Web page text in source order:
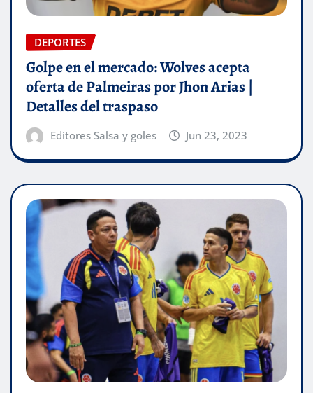
DEPORTES
Golpe en el mercado: Wolves acepta
oferta de Palmeiras por Jhon Arias |
Detalles del traspaso
Editores Salsa y goles Jun 23, 2023